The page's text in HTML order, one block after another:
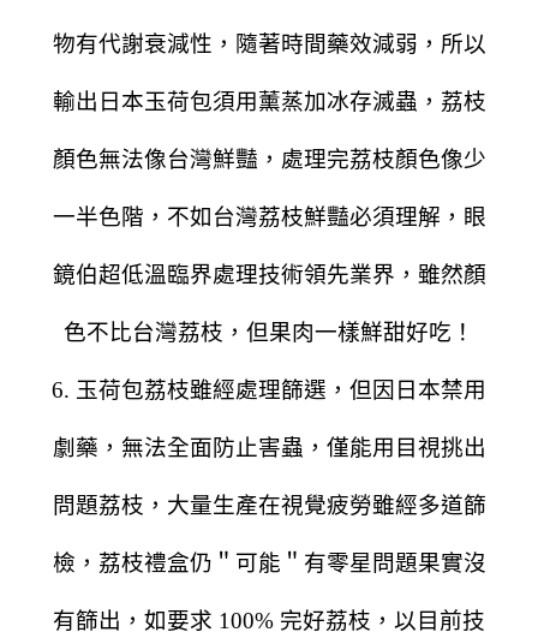
物有代謝衰減性，隨著時間藥效減弱，所以
輸出日本玉荷包須用薰蒸加冰存滅蟲，荔枝
顏色無法像台灣鮮豔，處理完荔枝顏色像少
一半色階，不如台灣荔枝鮮豔必須理解，眼
鏡伯超低溫臨界處理技術領先業界，雖然顏
色不比台灣荔枝，但果肉一樣鮮甜好吃！
6. 玉荷包荔枝雖經處理篩選，但因日本禁用
劇藥，無法全面防止害蟲，僅能用目視挑出
問題荔枝，大量生產在視覺疲勞雖經多道篩
檢，荔枝禮盒仍＂可能＂有零星問題果實沒
有篩出，如要求 100% 完好荔枝，以目前技